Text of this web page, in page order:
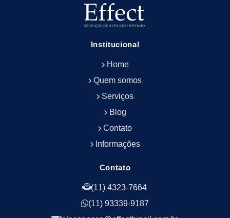
Empresa de Limpeza de Fachadas
Empresa de Limpeza e Conservação Predial
Empresa de Portaria e Controlador de Acesso
Empresa de Portaria e Limpeza
Empresa de Serviços Terceirizados
Empresa de Terceirização de Portaria
Empresa de Terceirização de Serviços de
Empresa de Terceirização de Serviços de
Empresa de Zeladoria e Portaria
Empresas Terceirizadas Recepção
Institucional
Home
Quem somos
Serviços
Blog
Contato
Informações
Contato
(11) 4323-7664
(11) 93339-9187